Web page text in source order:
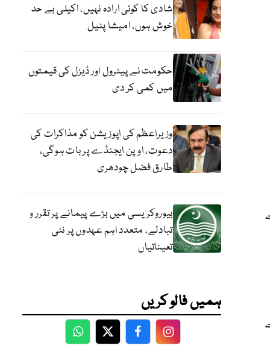
شادی کا کوئی ارادہ نہیں، اکیلی بے حد
خوش ہوں، امیشا پٹیل
حکومت نے پیٹرول اور ڈیزل کی قیمتوں
میں کمی کر دی
وزیراعظم کی اپوزیشن کو مذاکرات کی
دعوت، اوپن ایجنڈے پر بات ہوگی،
طارق فضل چودھری
بیوروکریسی میں بڑے پیمانے پر تقرر و
تبادلے، متعدد اہم عہدوں پر نئی
تعیناتیاں
ہمیں فالو کریں
WhatsApp
TwitterFacebookFacebook